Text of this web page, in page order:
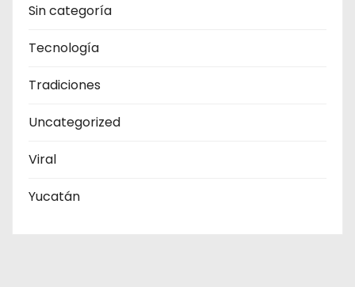
Sin categoría
Tecnología
Tradiciones
Uncategorized
Viral
Yucatán